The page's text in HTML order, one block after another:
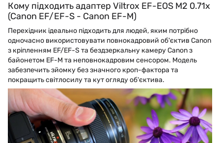
Кому підходить адаптер Viltrox EF-EOS M2 0.71x
(Canon EF/EF-S - Canon EF-M)
Перехідник ідеально підходить для людей, яким потрібно
одночасно використовувати повнокадровий об'єктив Canon
з кріпленням EF/EF-S та бездзеркальну камеру Canon з
байонетом EF-M та неповнокадровим сенсором. Модель
забезпечить зйомку без значного кроп-фактора та
покращить світлосилу та кут огляду об'єктива.